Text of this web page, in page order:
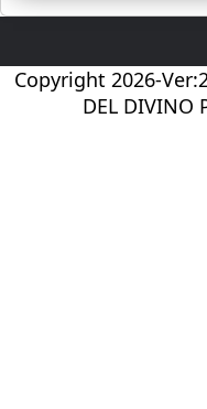
Copyright 2026-
DEL DIVINO